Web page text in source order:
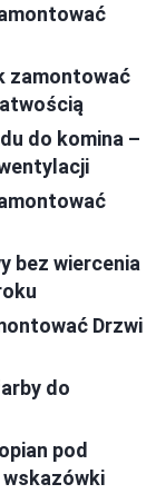
zamontować
do komina –
bez wiercenia
Drzwi
do
pod